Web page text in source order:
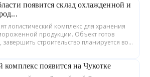
появится склад охлажденной и
логистический комплекс для хранения
продукции. Объект готов
строительство планируется во
года. ...
комплекс появится на Чукотке